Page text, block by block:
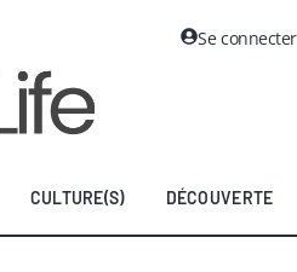
Se connecter
CULTURE(S) DÉCOUVERTE